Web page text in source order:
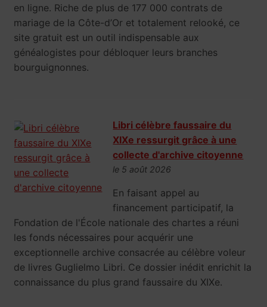
en ligne. Riche de plus de 177 000 contrats de
mariage de la Côte-d’Or et totalement relooké, ce
site gratuit est un outil indispensable aux
généalogistes pour débloquer leurs branches
bourguignonnes.
Libri célèbre faussaire du
XIXe ressurgit grâce à une
collecte d'archive citoyenne
le 5 août 2026
En faisant appel au
financement participatif, la
Fondation de l'École nationale des chartes a réuni
les fonds nécessaires pour acquérir une
exceptionnelle archive consacrée au célèbre voleur
de livres Guglielmo Libri. Ce dossier inédit enrichit la
connaissance du plus grand faussaire du XIXe.